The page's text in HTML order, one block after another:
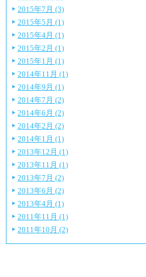
2015年7月 (3)
2015年5月 (1)
2015年4月 (1)
2015年2月 (1)
2015年1月 (1)
2014年11月 (1)
2014年9月 (1)
2014年7月 (2)
2014年6月 (2)
2014年2月 (2)
2014年1月 (1)
2013年12月 (1)
2013年11月 (1)
2013年7月 (2)
2013年6月 (2)
2013年4月 (1)
2011年11月 (1)
2011年10月 (2)